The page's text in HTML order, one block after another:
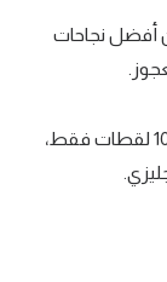
أفضل نجاحات
ومن المؤكد أن مسيرة محمد صلاح لن يكيفها 10 لقطات فقط،